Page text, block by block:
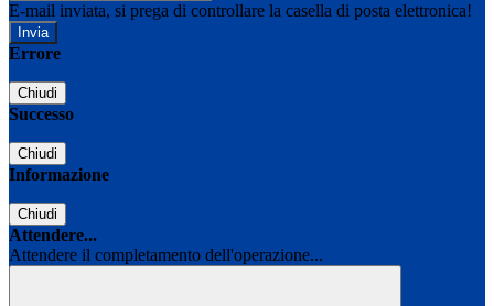
E-mail inviata, si prega di controllare la casella di posta elettronica!
Errore
Chiudi
Successo
Chiudi
Informazione
Chiudi
Attendere...
Attendere il completamento dell'operazione...